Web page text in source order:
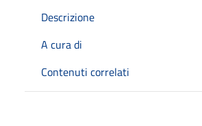
Descrizione
A cura di
Contenuti correlati